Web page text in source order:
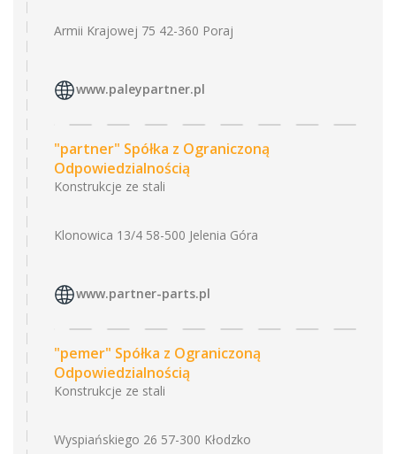
Armii Krajowej 75 42-360 Poraj
www.paleypartner.pl
"partner" Spółka z Ograniczoną
Odpowiedzialnością
Konstrukcje ze stali
Klonowica 13/4 58-500 Jelenia Góra
www.partner-parts.pl
"pemer" Spółka z Ograniczoną
Odpowiedzialnością
Konstrukcje ze stali
Wyspiańskiego 26 57-300 Kłodzko